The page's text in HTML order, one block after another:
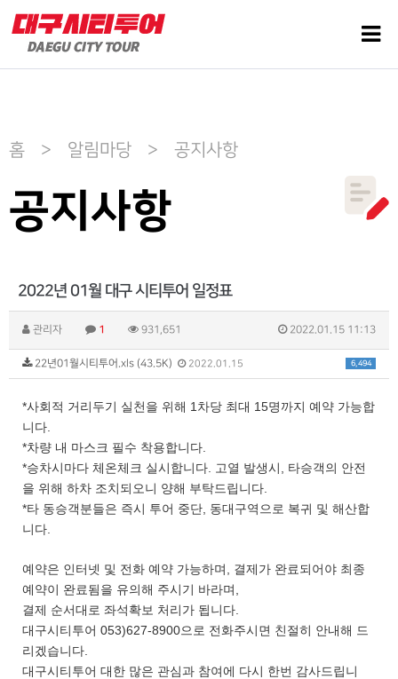
홈 > 알림마당 > 공지사항
공지사항
2022년 01월 대구 시티투어 일정표
관리자 1 931,651 2022.01.15 11:13
6,494
22년01월시티투어.xls (43.5K) 2022.01.15
*사회적 거리두기 실천을 위해 1차당 최대 15명까지 예약 가능합
니다.
*차량 내 마스크 필수 착용합니다.
*승차시마다 체온체크 실시합니다. 고열 발생시, 타승객의 안전
을 위해 하차 조치되오니 양해 부탁드립니다.
*타 동승객분들은 즉시 투어 중단, 동대구역으로 복귀 및 해산합
니다.
예약은 인터넷 및 전화 예약 가능하며, 결제가 완료되어야 최종
예약이 완료됨을 유의해 주시기 바라며,
결제 순서대로 좌석확보 처리가 됩니다.
대구시티투어 053)627-8900으로 전화주시면 친절히 안내해 드
리겠습니다.
대구시티투어 대한 많은 관심과 참여에 다시 한번 감사드립니